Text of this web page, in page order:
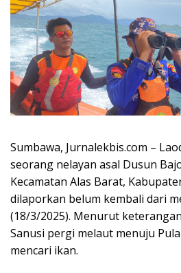
Sumbawa, Jurnalekbis.com –
seorang nelayan asal Dusun
Kecamatan Alas Barat,
dilaporkan belum kembali dari
(18/3/2025). Menurut
Sanusi pergi melaut menuju
mencari ikan.